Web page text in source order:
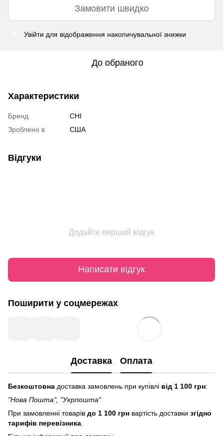
Замовити швидко
Увійти для відображення накопичувальної знижки
До обраного
Характеристики
Бренд
CHI
Зроблено в
США
Відгуки
Додайте перший відгук
Написати відгук
Поширити у соцмережах
Доставка Оплата
Безкоштовна доставка замовлень при купівлі від 1 100 грн:
"Нова Пошта", "Укрпошта"
При замовленні товарів до 1 100 грн вартість доставки згідно
тарифів перевізника